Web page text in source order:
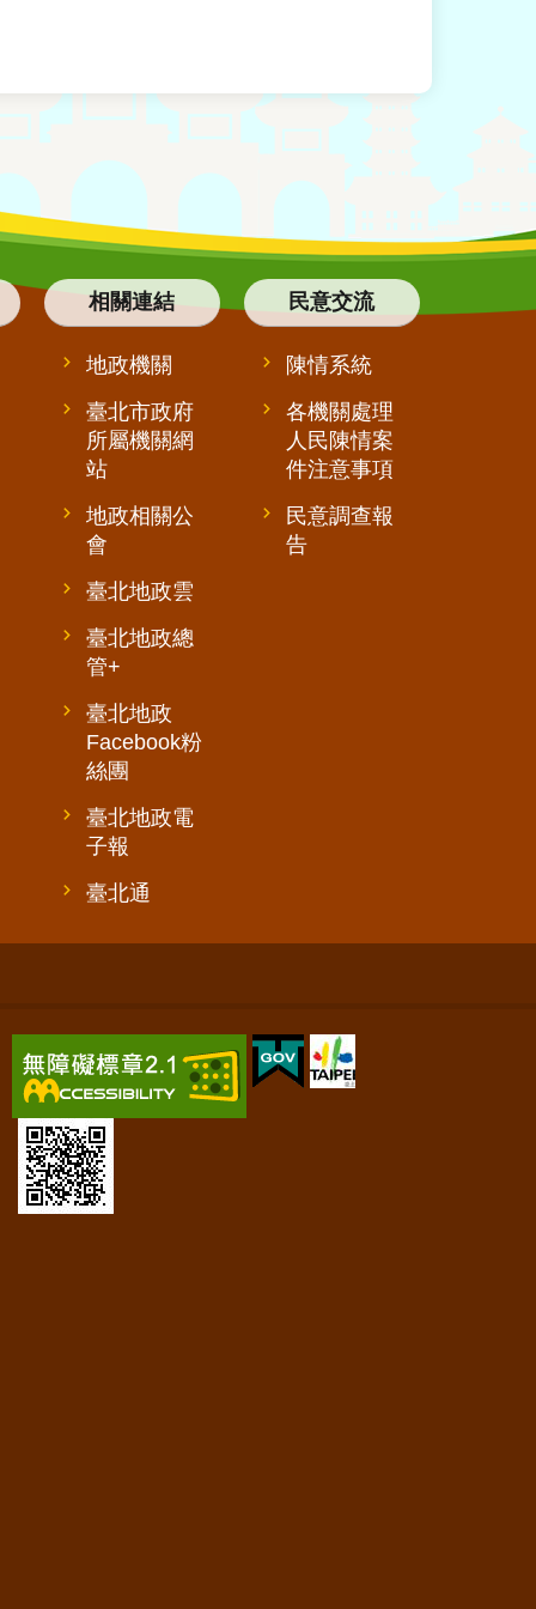
相關連結
地政機關
臺北市政府
所屬機關網
站
地政相關公
會
臺北地政雲
臺北地政總
管+
臺北地政
Facebook粉
絲團
臺北地政電
子報
臺北通
民意交流
陳情系統
各機關處理
人民陳情案
件注意事項
民意調查報
告